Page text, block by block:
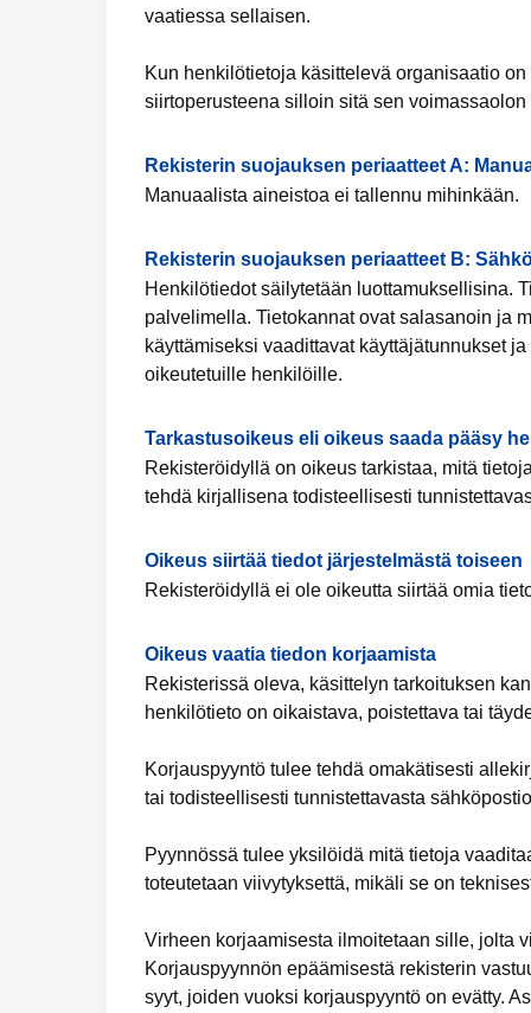
vaatiessa sellaisen.
Kun henkilötietoja käsittelevä organisaatio
siirtoperusteena silloin sitä sen voimassaolon
Rekisterin suojauksen periaatteet A:
Manuaalista aineistoa ei tallennu mihinkään.
Rekisterin suojauksen periaatteet B:
Henkilötiedot säilytetään luottamuksellisina.
palvelimella. Tietokannat ovat salasanoin ja
käyttämiseksi vaadittavat käyttäjätunnukset
oikeutetuille henkilöille.
Tarkastusoikeus eli oikeus saada pääsy
Rekisteröidyllä on oikeus tarkistaa, mitä
tehdä kirjallisena todisteellisesti
Oikeus siirtää tiedot järjestelmästä toiseen
Rekisteröidyllä ei ole oikeutta siirtää omia
Oikeus vaatia tiedon korjaamista
Rekisterissä oleva, käsittelyn tarkoituksen
henkilötieto on oikaistava, poistettava tai
Korjauspyyntö tulee tehdä omakätisesti
tai todisteellisesti tunnistettavasta
Pyynnössä tulee yksilöidä mitä tietoja
toteutetaan viivytyksettä, mikäli se on
Virheen korjaamisesta ilmoitetaan sille, jolta
Korjauspyynnön epäämisestä rekisterin
syyt, joiden vuoksi korjauspyyntö on evätty.